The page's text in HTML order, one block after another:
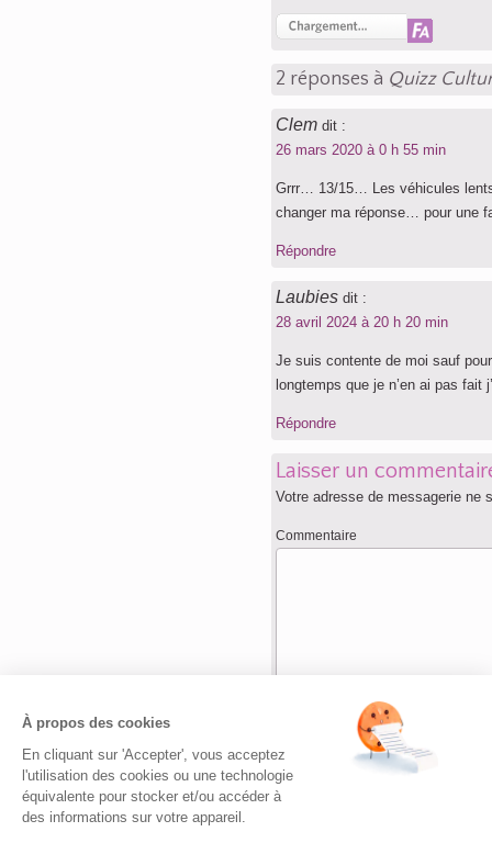
2 réponses à Quizz
Clem dit :
26 mars 2020 à 0 h 55 min
Grrr… 13/15… Les véhicules
changer ma réponse… pour une
Répondre
Laubies dit :
28 avril 2024 à 20 h 20 min
Je suis contente de moi sauf
longtemps que je n’en ai pas fait
Répondre
Laisser un
Votre adresse de messagerie ne
Commentaire
Adresse de messagerie
À propos des cookies
En cliquant sur 'Accepter', vous acceptez
l'utilisation des cookies ou une technologie
équivalente pour stocker et/ou accéder à
des informations sur votre appareil.